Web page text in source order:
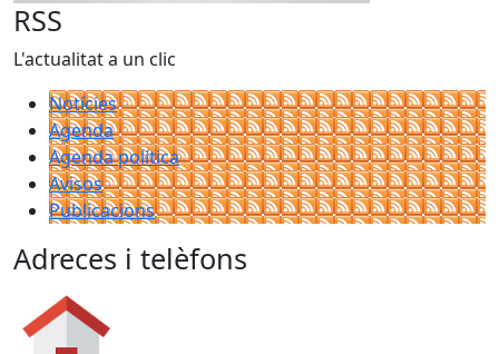
RSS
L'actualitat a un clic
Notícies
Agenda
Agenda política
Avisos
Publicacions
Adreces i telèfons